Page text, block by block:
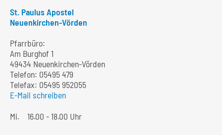
St. Paulus Apostel
Neuenkirchen-Vörden
Pfarrbüro:
Am Burghof 1
49434 Neuenkirchen-Vörden
Telefon: 05495 479
Telefax: 05495 952055
E-Mail schreiben
Mi.
16.00 - 18.00 Uhr